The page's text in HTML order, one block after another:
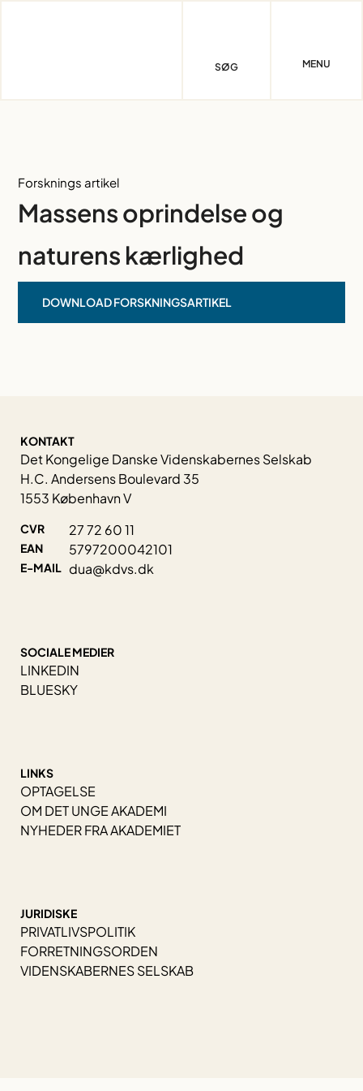
SØG MENU
Forsknings artikel
Massens oprindelse og
naturens kærlighed
DOWNLOAD FORSKNINGSARTIKEL
KONTAKT
Det Kongelige Danske Videnskabernes Selskab
H.C. Andersens Boulevard 35
1553 København V
CVR 27 72 60 11
EAN 5797200042101
E-MAIL dua@kdvs.dk
SOCIALE MEDIER
LINKEDIN
BLUESKY
LINKS
OPTAGELSE
OM DET UNGE AKADEMI
NYHEDER FRA AKADEMIET
JURIDISKE
PRIVATLIVSPOLITIK
FORRETNINGSORDEN
VIDENSKABERNES SELSKAB